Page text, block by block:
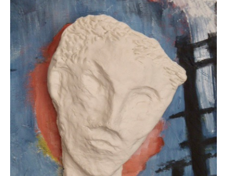
DIMENSION